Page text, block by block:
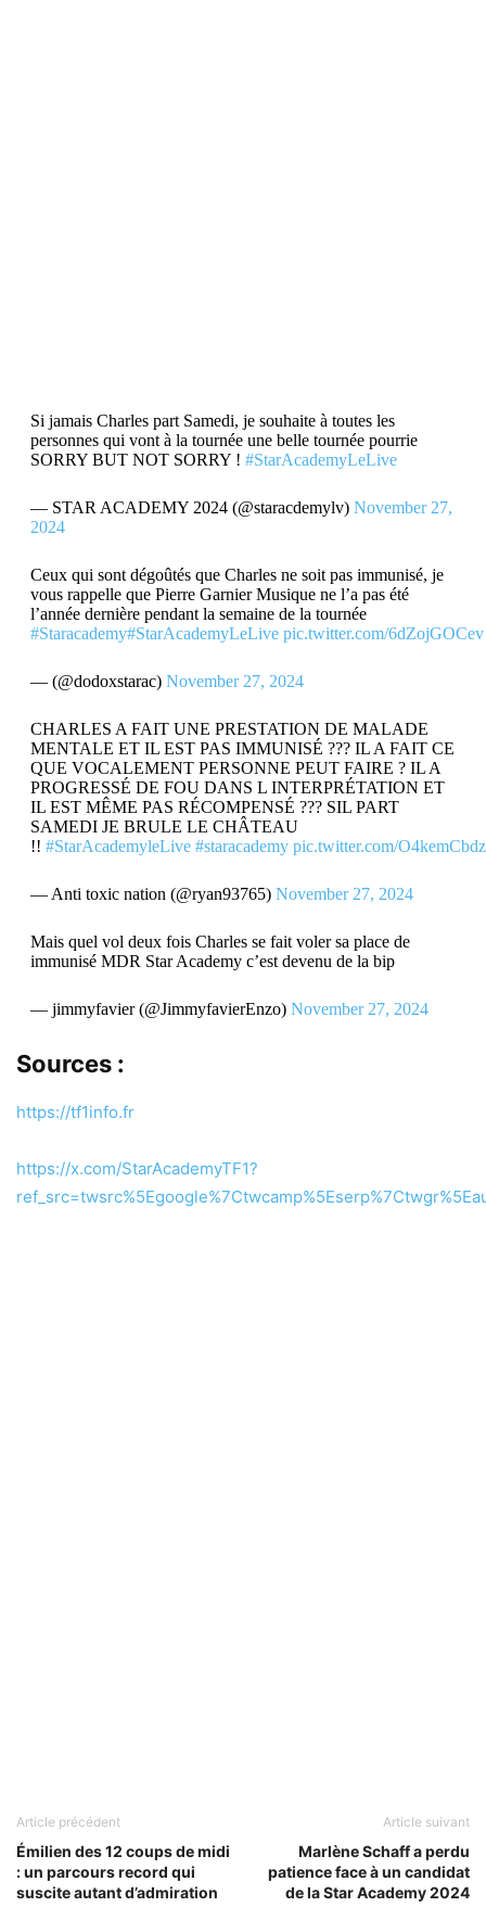
Si jamais Charles part Samedi, je souhaite à toutes les
personnes qui vont à la tournée une belle tournée pourrie
SORRY BUT NOT SORRY ! #StarAcademyLeLive
— STAR ACADEMY 2024 (@staracdemylv) November 27,
2024
Ceux qui sont dégoûtés que Charles ne soit pas immunisé, je
vous rappelle que Pierre Garnier Musique ne l’a pas été
l’année dernière pendant la semaine de la tournée
#Staracademy#StarAcademyLeLive pic.twitter.com/6dZojGOCev
— (@dodoxstarac) November 27, 2024
CHARLES A FAIT UNE PRESTATION DE MALADE
MENTALE ET IL EST PAS IMMUNISÉ ??? IL A FAIT CE
QUE VOCALEMENT PERSONNE PEUT FAIRE ? IL A
PROGRESSÉ DE FOU DANS L INTERPRÉTATION ET
IL EST MÊME PAS RÉCOMPENSÉ ??? SIL PART
SAMEDI JE BRULE LE CHÂTEAU
!! #StarAcademyleLive #staracademy pic.twitter.com/
— Anti toxic nation (@ryan93765) November 27, 2024
Mais quel vol deux fois Charles se fait voler sa place de
immunisé MDR Star Academy c’est devenu de la bip
— jimmyfavier (@JimmyfavierEnzo) November 27, 2024
Sources :
https://tf1info.fr
https://x.com/StarAcademyTF1?
Article précédent
Émilien des 12 coups de midi
: un parcours record qui
suscite autant d’admiration
Article suivant
Marlène Schaff a perdu
patience face à un candidat
de la Star Academy 2024